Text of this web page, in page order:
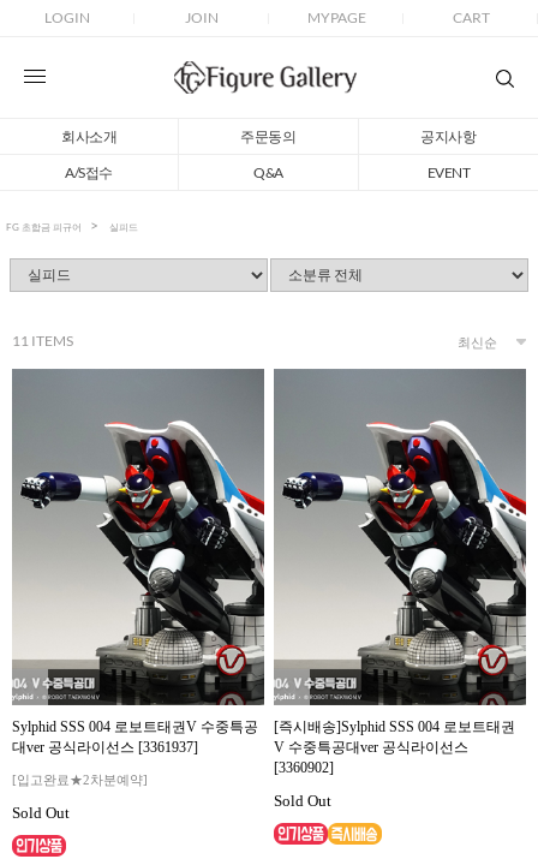
LOGIN JOIN MYPAGE CART
회사소개 주문동의
공지사항
A/S접수
Q&A EVENT
FG 초합금 피규어 실피드
11 ITEMS
Sylphid SSS 004 로보트태권V 수중특공
대ver 공식라이선스 [3361937]
[입고완료★2차분예약]
Sold Out
[즉시배송]Sylphid SSS 004 로보트태권
V 수중특공대ver 공식라이선스
[3360902]
Sold Out